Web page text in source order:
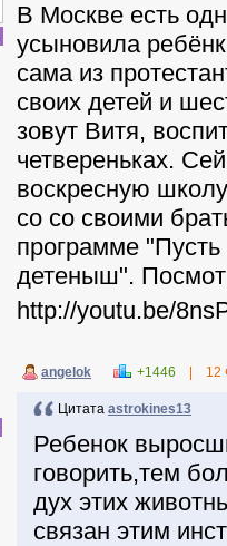
В Москве есть
усыновила
сама из
своих детей и
зовут Витя,
четвереньках.
воскресную
со со своими
программе
детеныш".
http://youtu.be/
angelok +1446 12
Цитата astrokines13
Ребенок
говорить,тем
дух этих
связан этим